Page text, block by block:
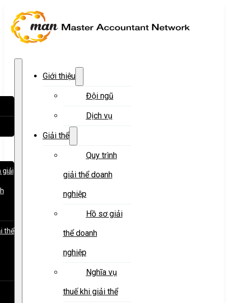
giải
thể
Giới thiệu
Đội ngũ
Dịch vụ
Giải thể
Quy trình
giải thể doanh
nghiệp
Hồ sơ giải
thể doanh
nghiệp
Nghĩa vụ
thuế khi giải thể